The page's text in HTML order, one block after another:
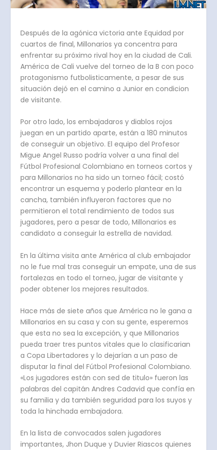
Después de la agónica victoria ante Equidad por
cuartos de final, Millonarios ya concentra para
enfrentar su próximo rival hoy en la ciudad de Cali.
América de Cali vuelve del torneo de la B con poco
protagonismo futbolisticamente, a pesar de sus
situación dejó en el camino a Junior en condicion
de visitante.
Por otro lado, los embajadaros y diablos rojos
juegan en un partido aparte, están a 180 minutos
de conseguir un objetivo. El equipo del Profesor
Migue Angel Russo podría volver a una final del
Fútbol Profesional Colombiano en torneos cortos y
para Millonarios no ha sido un torneo fácil; costó
encontrar un esquema y poderlo plantear en la
cancha, también influyeron factores que no
permitieron el total rendimiento de todos sus
jugadores, pero a pesar de todo, Millonarios es
candidato a conseguir la estrella de navidad.
En la última visita ante América al club embajador
no le fue mal tras conseguir un empate, una de sus
fortalezas en todo el torneo, jugar de visitante y
poder obtener los mejores resultados.
Hace más de siete años que América no le gana a
Millonarios en su casa y con su gente, esperemos
que esta no sea la excepción, y que Millonarios
pueda traer tres puntos vitales que lo clasificarian
a Copa Libertadores y lo dejarían a un paso de
disputar la final del Fútbol Profesional Colombiano.
«Los jugadores están con sed de titulo» fueron las
palabras del capitán Andres Cadavid que confía en
su familia y da también seguridad para los suyos y
toda la hinchada embajadora.
En la lista de convocados salen jugadores
importantes, Jhon Duque y Duvier Riascos quienes